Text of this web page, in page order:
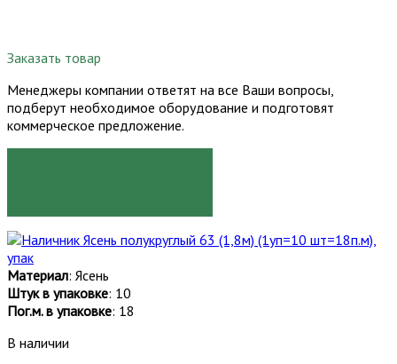
Заказать товар
Менеджеры компании ответят на все Ваши вопросы,
подберут необходимое оборудование и подготовят
коммерческое предложение.
Материал: Ясень
Штук в упаковке: 10
Пог.м. в упаковке: 18
В наличии